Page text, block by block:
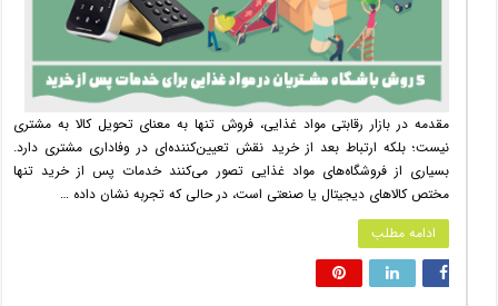
مقدمه در بازار رقابتی مواد غذایی، فروش تنها به معنای تحویل کالا به مشتری
نیست؛ بلکه ارتباط بعد از خرید نقش تعیین‌کننده‌ای در وفاداری مشتری دارد.
بسیاری از فروشگاه‌های مواد غذایی تصور می‌کنند خدمات پس از خرید تنها
مختص کالاهای دیجیتال یا صنعتی است، در حالی که تجربه نشان داده …
ادامه مطلب